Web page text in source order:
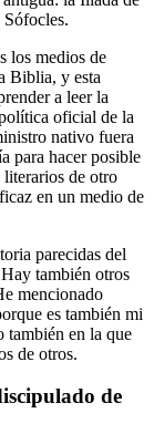
Sófocles.
los medios de
Biblia, y esta
a leer la
oficial de la
nativo fuera
para hacer posible
literarios de otro
en un medio de
parecidas del
también otros
mencionado
es también mi
también en la que
de otros.
de